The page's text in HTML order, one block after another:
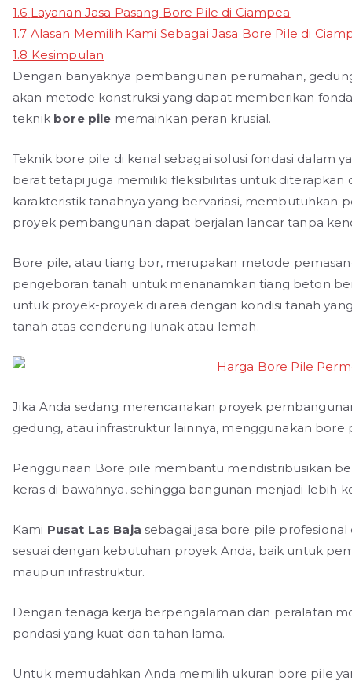
1.6 Layanan Jasa Pasang Bore Pile di Ciampea
1.7 Alasan Memilih Kami Sebagai Jasa Bore Pile di
1.8 Kesimpulan
Dengan banyaknya pembangunan perumahan,
akan metode konstruksi yang dapat memberikan
teknik bore pile memainkan peran krusial.
Teknik bore pile di kenal sebagai solusi fondasi dalam
berat tetapi juga memiliki fleksibilitas untuk diterapkan
karakteristik tanahnya yang bervariasi, membutuhkan
proyek pembangunan dapat berjalan lancar tanpa
Bore pile, atau tiang bor, merupakan metode
pengeboran tanah untuk menanamkan tiang beton
untuk proyek-proyek di area dengan kondisi tanah
tanah atas cenderung lunak atau lemah.
Jika Anda sedang merencanakan proyek
gedung, atau infrastruktur lainnya, menggunakan
Penggunaan Bore pile membantu mendistribusikan
keras di bawahnya, sehingga bangunan menjadi lebih
Kami Pusat Las Baja sebagai jasa bore pile
sesuai dengan kebutuhan proyek Anda, baik untuk
maupun infrastruktur.
Dengan tenaga kerja berpengalaman dan peralatan
pondasi yang kuat dan tahan lama.
Untuk memudahkan Anda memilih ukuran bore pile